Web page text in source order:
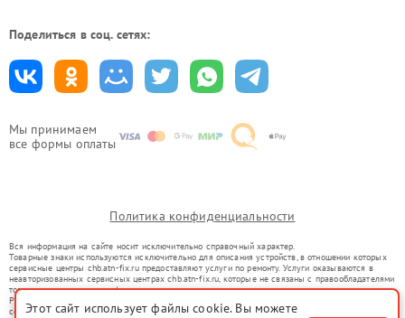
Мы принимаем
все формы оплаты
Поделиться в соц. сетях:
Политика конфиденциальности
Вся информация на сайте носит исключительно справочный характер.
Товарные знаки используются исключительно для описания устройств, в отношении которых
сервисные центры chb.atn-fix.ru предоставляют услуги по ремонту. Услуги оказываются в
неавторизованных сервисных центрах chb.atn-fix.ru, которые не связаны с правообладателями
товарных знаков или их официальными представителями.
Ремонт осуществляется для устройств, уже введенных в гражданский оборот в соответствии
со статьей 1487 ГК РФ.
Этот сайт использует файлы cookie. Вы можете